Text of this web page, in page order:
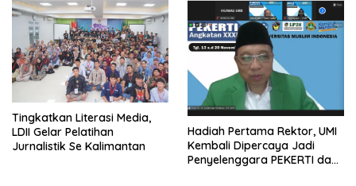
Tingkatkan Literasi Media,
LDII Gelar Pelatihan
Jurnalistik Se Kalimantan
Hadiah Pertama Rektor, UMI
Kembali Dipercaya Jadi
Penyelenggara PEKERTI dan